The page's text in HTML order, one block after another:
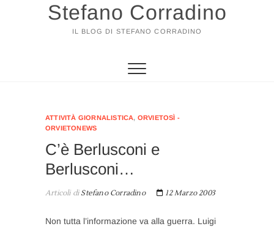
Stefano Corradino
IL BLOG DI STEFANO CORRADINO
ATTIVITÀ GIORNALISTICA, ORVIETOSÌ -
ORVIETONEWS
C’è Berlusconi e
Berlusconi…
Articoli diStefano Corradino 12 Marzo 2003
Non tutta l’informazione va alla guerra. Luigi